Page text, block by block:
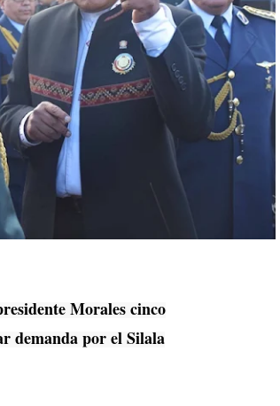
Morales cinco
demanda por el Silala